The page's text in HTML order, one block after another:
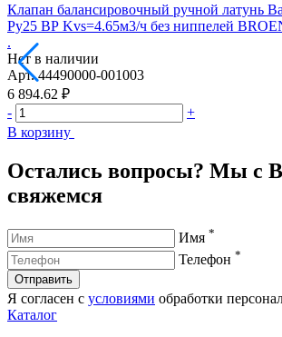
Клапан балансировочный ручной латунь
Ру25 ВР Kvs=4.65м3/ч без ниппелей
.
Нет в наличии
Арт. 44490000-001003
6 894.62 ₽
-
+
В корзину
Остались вопросы? Мы с
свяжемся
Имя *
Телефон *
Отправить
Я согласен с условиями обработки
Каталог